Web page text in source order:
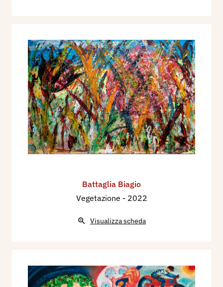
Battaglia Biagio
Vegetazione - 2022
Visualizza scheda